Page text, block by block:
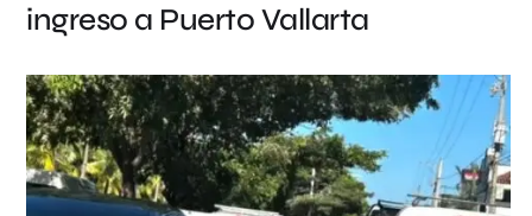
ingreso a Puerto Vallarta